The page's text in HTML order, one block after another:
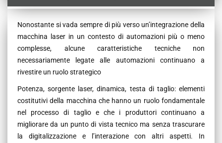
Contenu
Nonostante si vada sempre di più verso un’integrazione della
macchina laser in un contesto di automazioni più o meno
complesse, alcune caratteristiche tecniche non
necessariamente legate alle automazioni continuano a
rivestire un ruolo strategico
Potenza, sorgente laser, dinamica, testa di taglio: elementi
costitutivi della macchina che hanno un ruolo fondamentale
nel processo di taglio e che i produttori continuano a
migliorare da un punto di vista tecnico ma senza trascurare
la digitalizzazione e l’interazione con altri aspetti. In